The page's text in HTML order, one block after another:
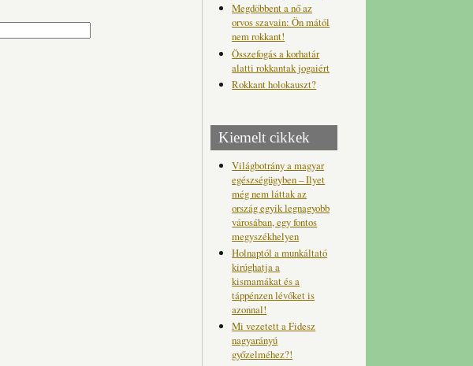
Megdöbbent a nő az
orvos szavain: Ön mától
nem rokkant!
Összefogás a korhatár
alatti rokkantak jogaiért
Rokkant holokauszt?
Kiemelt cikkek
Világbotrány a magyar
egészségügyben – Ilyet
még nem láttak az
ország egyik legnagyobb
városában, egy fontos
megyszékhelyen
Holnaptól a munkáltató
kirúghatja a
kismamákat és a
táppénzen lévőket is
azonnal!
Mi vezetett a Fidesz
nagyarányú
győzelméhez?!